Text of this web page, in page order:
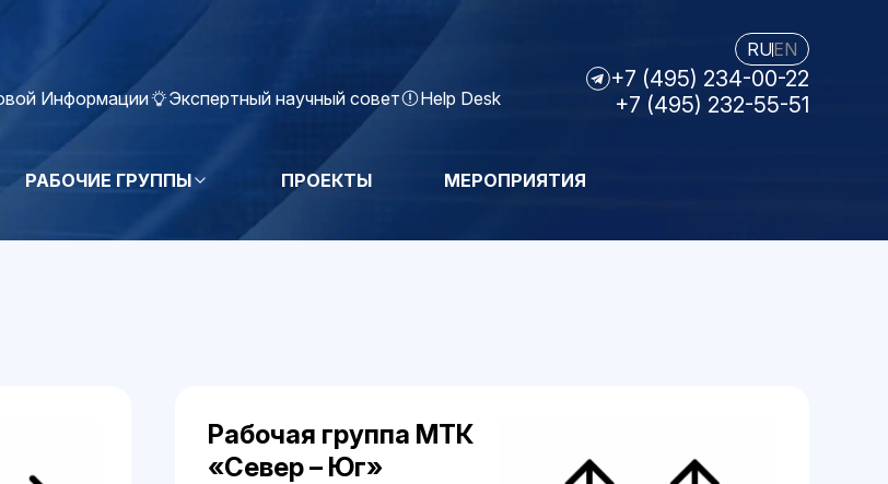
Информации Экспертный научный совет Help Desk
РАБОЧИЕ ГРУППЫ ПРОЕКТЫ МЕРОПРИЯТИЯ
RUEN
+7 (495) 234-00-22
+7 (495) 232-55-51
Рабочая группа МТК
«Север – Юг»